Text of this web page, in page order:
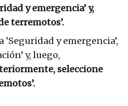
y emergencia’ y,
terremotos’.
y emergencia’,
y, luego,
seleccione